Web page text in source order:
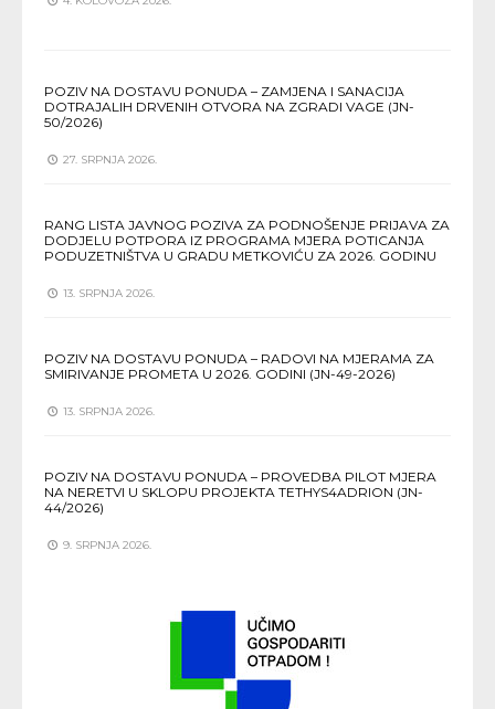
POZIV NA DOSTAVU PONUDA – ZAMJENA I SANACIJA
DOTRAJALIH DRVENIH OTVORA NA ZGRADI VAGE (JN-
50/2026)
27. SRPNJA 2026.
RANG LISTA JAVNOG POZIVA ZA PODNOŠENJE PRIJAVA ZA
DODJELU POTPORA IZ PROGRAMA MJERA POTICANJA
PODUZETNIŠTVA U GRADU METKOVIĆU ZA 2026. GODINU
13. SRPNJA 2026.
POZIV NA DOSTAVU PONUDA – RADOVI NA MJERAMA ZA
SMIRIVANJE PROMETA U 2026. GODINI (JN-49-2026)
13. SRPNJA 2026.
POZIV NA DOSTAVU PONUDA – PROVEDBA PILOT MJERA
NA NERETVI U SKLOPU PROJEKTA TETHYS4ADRION (JN-
44/2026)
9. SRPNJA 2026.